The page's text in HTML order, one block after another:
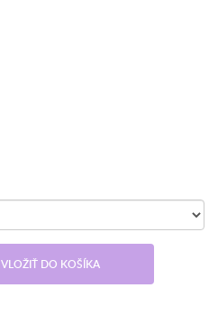
VLOŽIŤ DO KOŠÍKA